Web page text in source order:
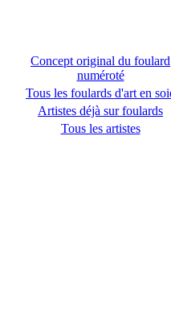
Concept original du foulard
numéroté
Tous les foulards d'art en
Artistes déjà sur foulards
Tous les artistes